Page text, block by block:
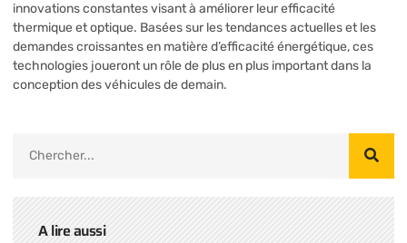
innovations constantes visant à améliorer leur efficacité
thermique et optique. Basées sur les tendances actuelles et les
demandes croissantes en matière d’efficacité énergétique, ces
technologies joueront un rôle de plus en plus important dans la
conception des véhicules de demain.
A lire aussi